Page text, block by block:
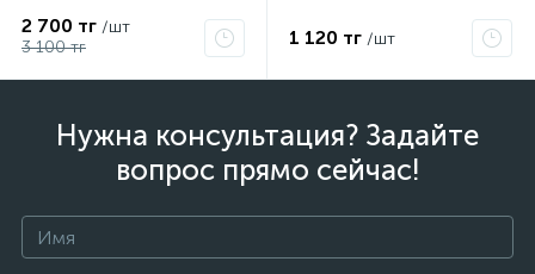
2 700 тг /шт
3 100 тг
PHC-30
1 120 тг /шт
Нужна консультация? Задайте
вопрос прямо сейчас!